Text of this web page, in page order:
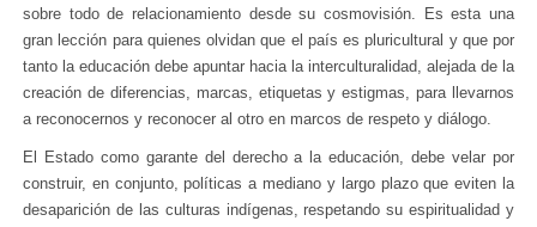
sobre todo de relacionamiento desde su cosmovisión. Es esta una
gran lección para quienes olvidan que el país es pluricultural y que por
tanto la educación debe apuntar hacia la interculturalidad, alejada de la
creación de diferencias, marcas, etiquetas y estigmas, para llevarnos
a reconocernos y reconocer al otro en marcos de respeto y diálogo.
El Estado como garante del derecho a la educación, debe velar por
construir, en conjunto, políticas a mediano y largo plazo que eviten la
desaparición de las culturas indígenas, respetando su espiritualidad y